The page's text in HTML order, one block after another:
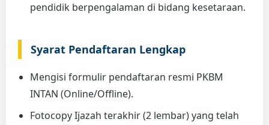
pendidik berpengalaman di bidang kesetaraan.
Syarat Pendaftaran Lengkap
Mengisi formulir pendaftaran resmi PKBM
INTAN (Online/Offline).
Fotocopy Ijazah terakhir (2 lembar) yang telah